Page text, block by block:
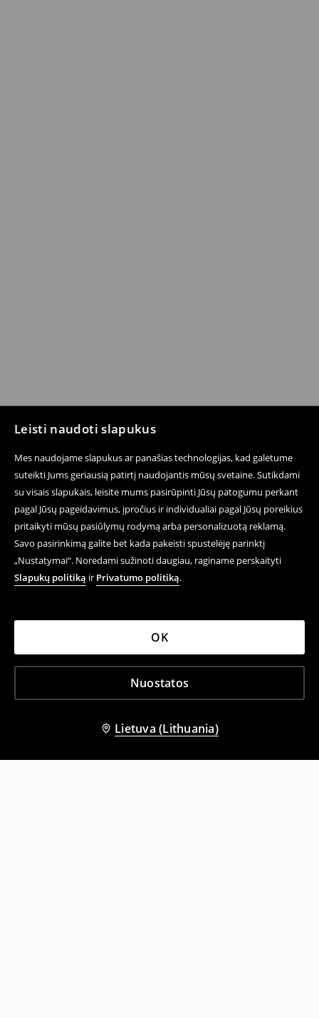
Leisti naudoti slapukus
Mes naudojame slapukus ar panašias technologijas, kad galėtume
suteikti Jums geriausią patirtį naudojantis mūsų svetaine. Sutikdami
su visais slapukais, leisite mums pasirūpinti Jūsų patogumu perkant
pagal Jūsų pageidavimus, įpročius ir individualiai pagal Jūsų poreikius
pritaikyti mūsų pasiūlymų rodymą arba personalizuotą reklamą.
Savo pasirinkimą galite bet kada pakeisti spustelėję parinktį
„Nustatymai“. Norėdami sužinoti daugiau, raginame perskaityti
Slapukų politiką ir Privatumo politiką.
Nuostatos
OK
Lietuva (Lithuania)